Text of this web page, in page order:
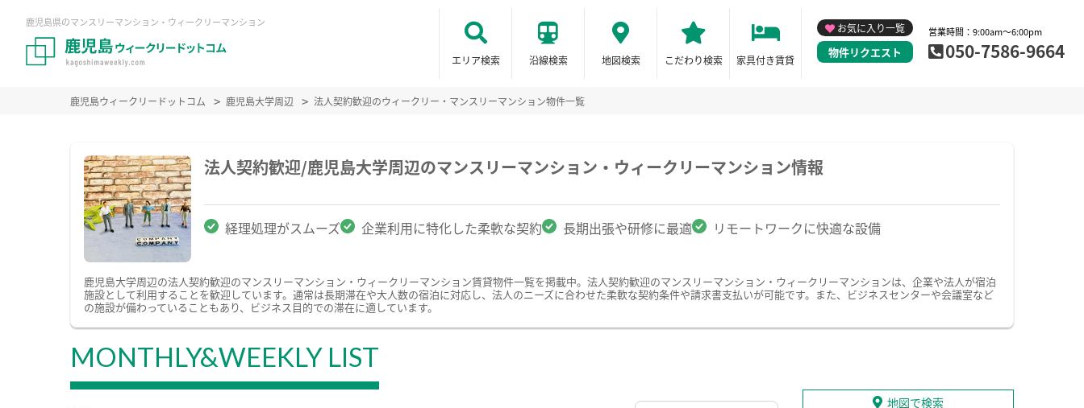
鹿児島県のマンスリーマンション・ウィークリーマンション
エリア検索 沿線検索 地図検索 こだわり検索 家具付き賃貸
お気に入り一覧
物件リクエスト
営業時間：9:00am～6:00pm
050-7586-9664
鹿児島ウィークリードットコム 鹿児島大学周辺 法人契約歓迎のウィークリー・マンスリーマンション物件一覧
法人契約歓迎/鹿児島大学周辺のマンスリーマンション・ウィークリーマンション情報
経理処理がスムーズ 企業利用に特化した柔軟な契約 長期出張や研修に最適 リモートワークに快適な設備
鹿児島大学周辺の法人契約歓迎のマンスリーマンション・ウィークリーマンション賃貸物件一覧を掲載中。法人契約歓迎のマンスリーマンション・ウィークリーマンションは、企業や法人が宿泊
施設として利用することを歓迎しています。通常は長期滞在や大人数の宿泊に対応し、法人のニーズに合わせた柔軟な契約条件や請求書支払いが可能です。また、ビジネスセンターや会議室など
の施設が備わっていることもあり、ビジネス目的での滞在に適しています。
MONTHLY&WEEKLY LIST
地図で検索